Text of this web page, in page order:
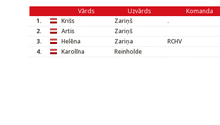
Vārds Uzvārds
Komanda
1.
Krišs Zariņš
.
2.
Artis
Zariņš
3.
Helēna Zariņa
RCHV
4.
Karolīna Reinholde